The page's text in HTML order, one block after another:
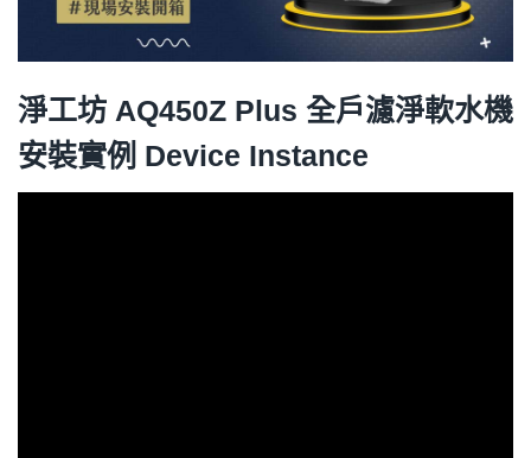
淨工坊 AQ450Z Plus 全戶濾淨軟水機
安裝實例 Device Instance